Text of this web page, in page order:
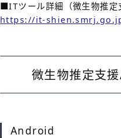
■ITツール詳細（微生物推
https://it-
微生物推定支
Android